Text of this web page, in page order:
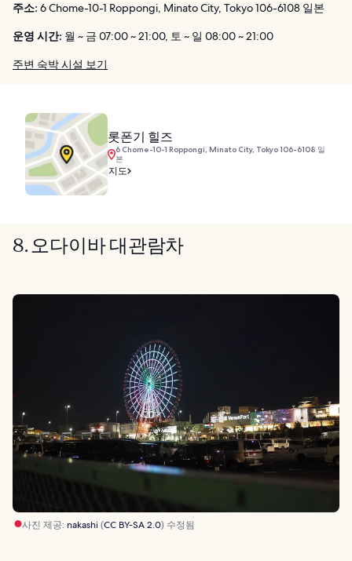
주소: 6 Chome-10-1 Roppongi, Minato City, Tokyo 106-6108 일본
운영 시간: 월 ~ 금 07:00 ~ 21:00, 토 ~ 일 08:00 ~ 21:00
주변 숙박 시설 보기
롯폰기 힐즈
6 Chome-10-1 Roppongi, Minato City, Tokyo 106-6108 일
본
지도
8. 오다이바 대관람차
사진 제공: nakashi (CC BY-SA 2.0) 수정됨